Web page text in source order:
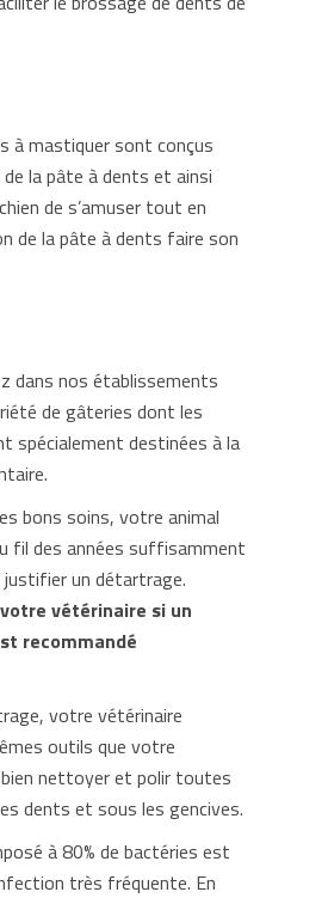
à mastiquer sont conçus
la pâte à dents et ainsi
de s’amuser tout en
de la pâte à dents faire son
dans nos établissements
de gâteries dont les
spécialement destinées à la
bons soins, votre animal
fil des années suffisamment
un détartrage.
vétérinaire si un
recommandé
votre vétérinaire
outils que votre
nettoyer et polir toutes
dents et sous les gencives.
à 80% de bactéries est
très fréquente. En